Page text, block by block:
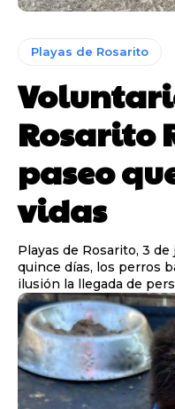
Playas de Rosarito
Rosarito
paseo
vidas
Playas de Rosarito, 3
quince días, los perros
ilusión la llegada de